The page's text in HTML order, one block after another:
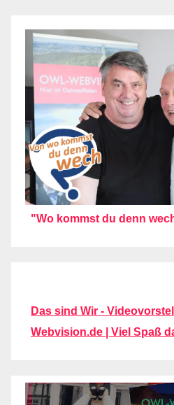
"Wo kommst du denn
Das sind Wir -
Webvision.de | Viel Spaß